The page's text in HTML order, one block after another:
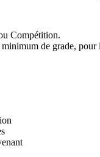
Compétition.
de grade,